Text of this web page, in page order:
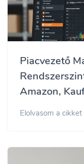
Piacvezető
Amazon,
Elolvasom a cikket